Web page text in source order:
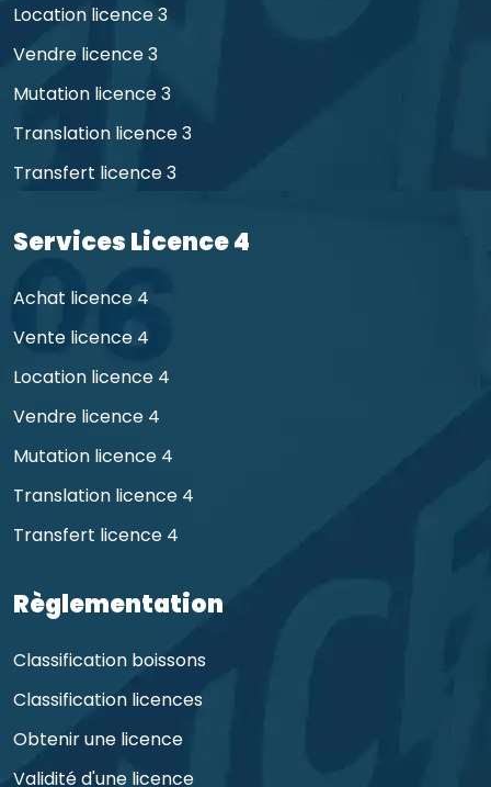
Location licence 3
Vendre licence 3
Mutation licence 3
Translation licence 3
Transfert licence 3
Services Licence 4
Achat licence 4
Vente licence 4
Location licence 4
Vendre licence 4
Mutation licence 4
Translation licence 4
Transfert licence 4
Règlementation
Classification boissons
Classification licences
Obtenir une licence
Validité d'une licence